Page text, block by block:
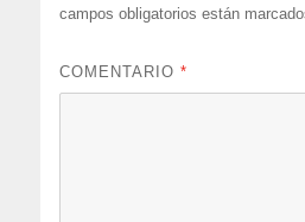
campos obligatorios están
COMENTARIO*